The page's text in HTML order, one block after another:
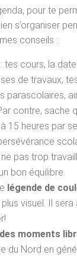
D’ACTIVITÉS
Jeunesse
pour te
s’organiser
conseils :
: tes cours, la
de travaux,
parascolaires,
contre, sache
15 heures par
pas trop
bon équilibre.
légende de
visuel. Il
moments
du Nord en